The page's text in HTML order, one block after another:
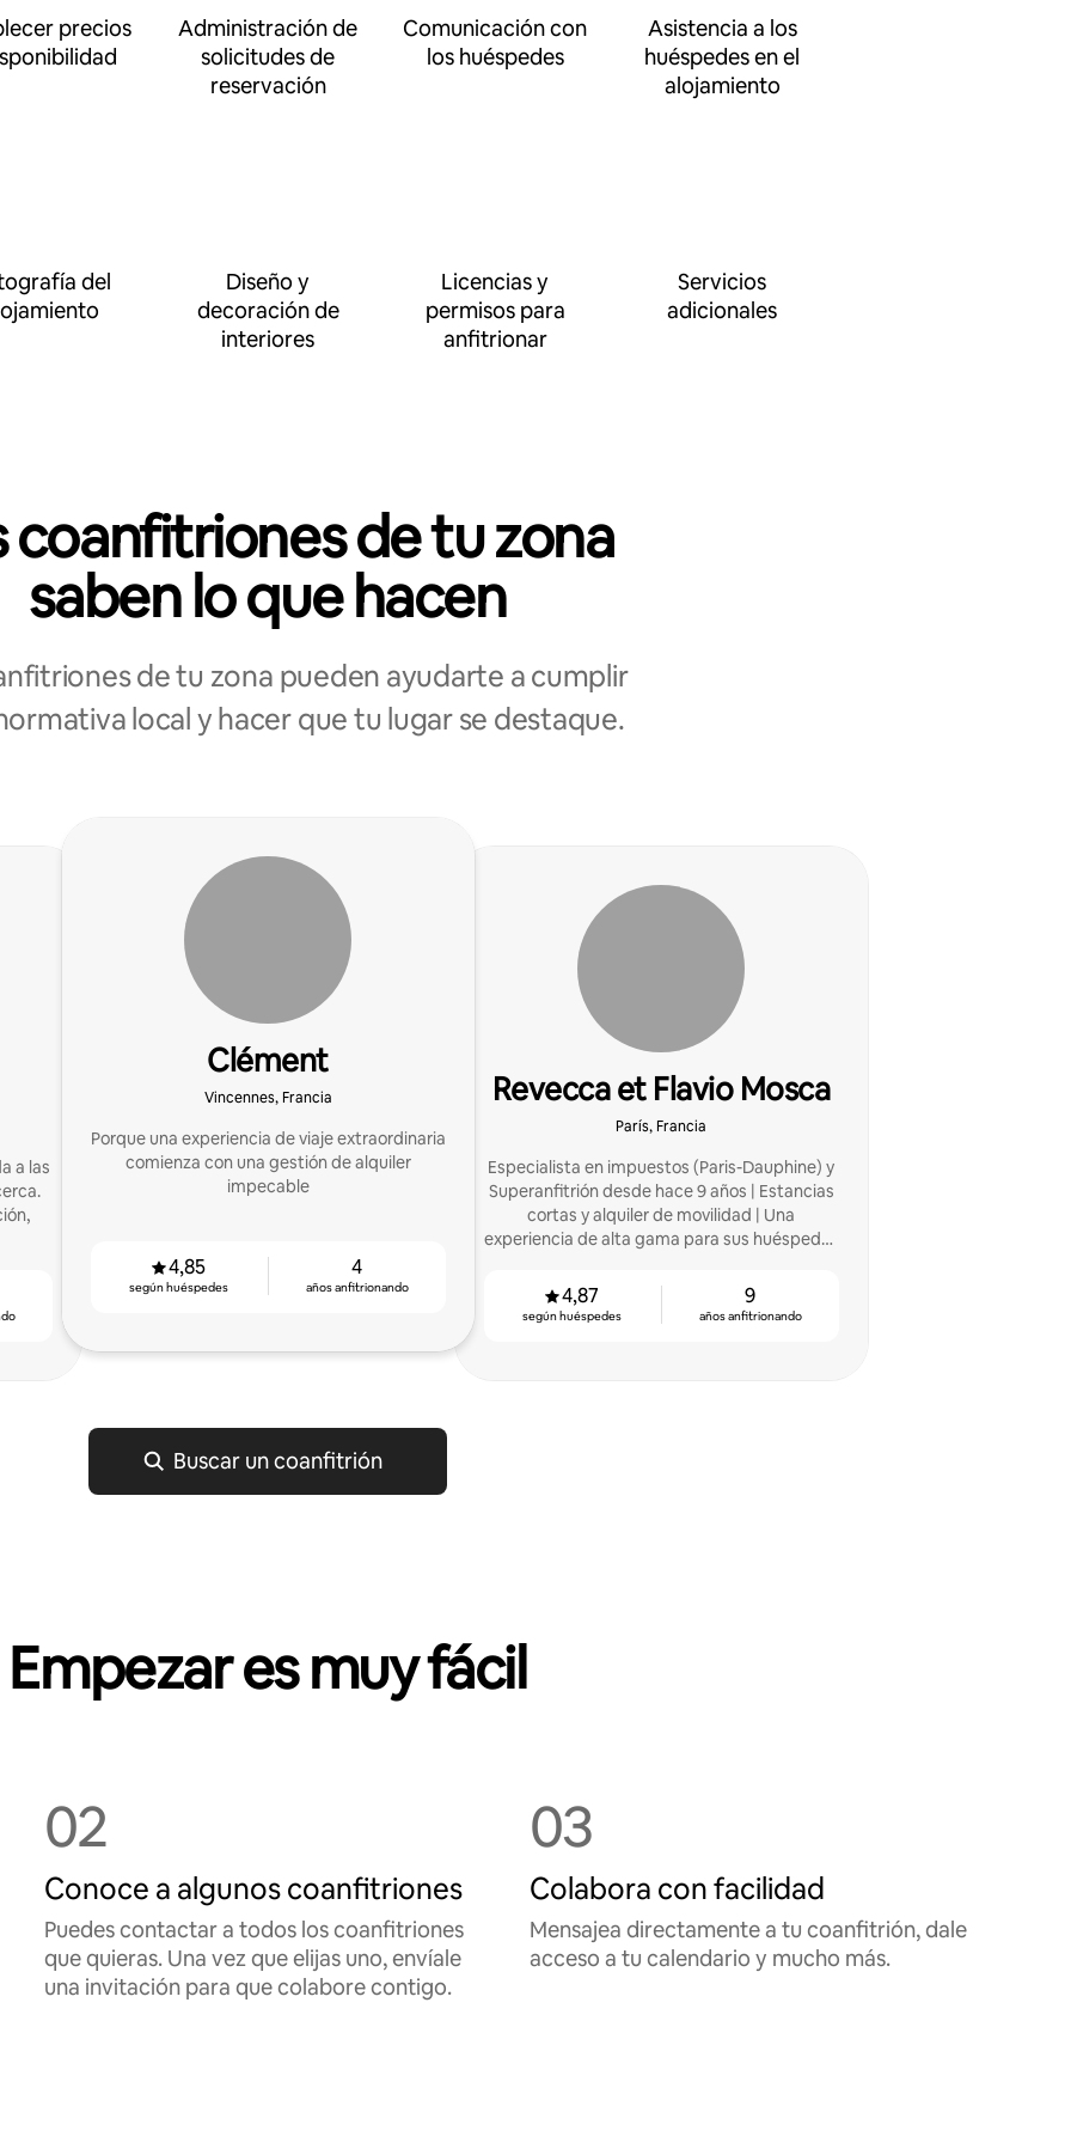
precios
Administración de
solicitudes de
reservación
Comunicación con
los huéspedes
Asistencia a los
huéspedes en el
alojamiento
del
Diseño y
decoración de
interiores
Licencias y
permisos para
anfitrionar
Servicios
adicionales
coanfitriones de tu zona
saben lo que hacen
de tu zona pueden ayudarte a cumplir
local y hacer que tu lugar se destaque.
a las
Clément
Vincennes, Francia
Porque una experiencia de viaje extraordinaria
comienza con una gestión de alquiler
impecable
4,85
según huéspedes
4
años anfitrionando
Revecca et Flavio Mosca
París, Francia
Especialista en impuestos (Paris-Dauphine) y
Superanfitrión desde hace 9 años | Estancias
cortas y alquiler de movilidad | Una
experiencia de alta gama para sus huéspedes
4,87
según huéspedes
9
años anfitrionando
Buscar un coanfitrión
Empezar es muy fácil
02
Conoce a algunos coanfitriones
Puedes contactar a todos los coanfitriones
que quieras. Una vez que elijas uno, envíale
una invitación para que colabore contigo.
03
Colabora con facilidad
Mensajea directamente a tu coanfitrión, dale
acceso a tu calendario y mucho más.